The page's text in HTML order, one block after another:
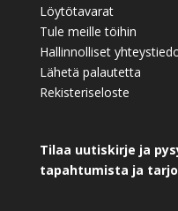
Löytötavarat
Tule meille töihin
Hallinnolliset
Lähetä palautetta
Rekisteriseloste
Tilaa uutiskirje ja
tapahtumista ja